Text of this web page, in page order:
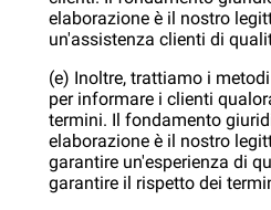
elaborazione è il nostro
un'assistenza clienti di
(e) Inoltre, trattiamo i
per informare i clienti
termini. Il fondamento
elaborazione è il nostro
garantire un'esperienza di
garantire il rispetto dei